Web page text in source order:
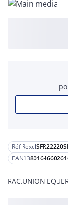
Réf Rexel
EAN13
RAC.UNION